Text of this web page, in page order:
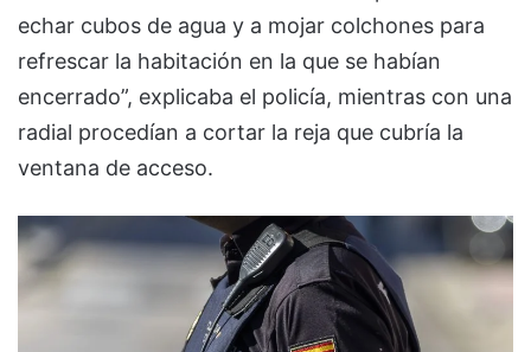
echar cubos de agua y a mojar colchones para
refrescar la habitación en la que se habían
encerrado”, explicaba el policía, mientras con una
radial procedían a cortar la reja que cubría la
ventana de acceso.